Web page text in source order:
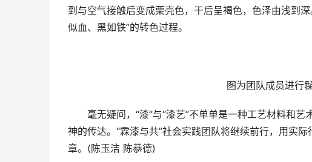
到与空气接触后变成栗壳色，干后呈褐色，色泽由浅到
似血、黑如铁”的转色过程。
图为团队成员进行
毫无疑问，“漆”与“漆艺”不单单是一种工艺材料和艺
神的传达。“霖漆与共”社会实践团队将继续前行，用实
章。(陈玉洁 陈恭德)